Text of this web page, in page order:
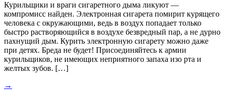
Курильщики и враги сигаретного дыма ликуют —
компромисс найден. Электронная сигарета помирит курящего
человека с окружающими, ведь в воздух попадает только
быстро растворяющийся в воздухе безвредный пар, а не дурно
пахнущий дым. Курить электронную сигарету можно даже
при детях. Бреда не будет! Присоединяйтесь к армии
курильщиков, не имеющих неприятного запаха изо рта и
желтых зубов. […]
→